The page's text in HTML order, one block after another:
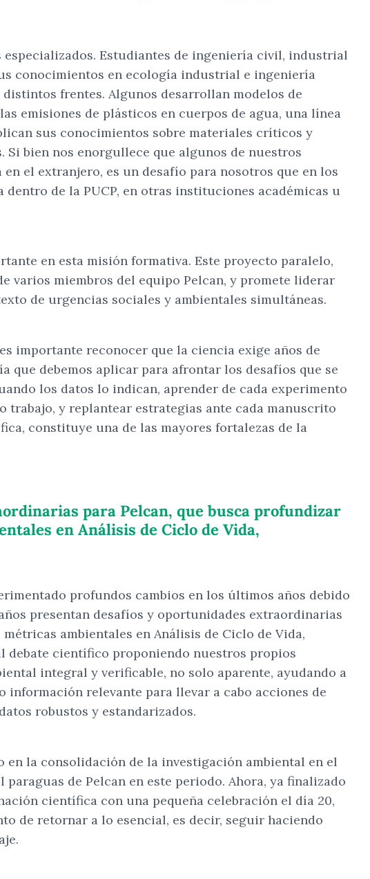
Estudiantes de ingeniería civil, industrial
conocimientos en ecología industrial e ingeniería
frentes. Algunos desarrollan modelos de
emisiones de plásticos en cuerpos de agua, una línea
sus conocimientos sobre materiales críticos y
bien nos enorgullece que algunos de nuestros
el extranjero, es un desafío para nosotros que en los
de la PUCP, en otras instituciones académicas u
en esta misión formativa. Este proyecto paralelo,
varios miembros del equipo Pelcan, y promete liderar
de urgencias sociales y ambientales simultáneas.
importante reconocer que la ciencia exige años de
que debemos aplicar para afrontar los desafíos que se
los datos lo indican, aprender de cada experimento
y replantear estrategias ante cada manuscrito
constituye una de las mayores fortalezas de la
para Pelcan, que busca profundizar
en Análisis de Ciclo de Vida,
profundos cambios en los últimos años debido
presentan desafíos y oportunidades extraordinarias
ambientales en Análisis de Ciclo de Vida,
debate científico proponiendo nuestros propios
integral y verificable, no solo aparente, ayudando a
relevante para llevar a cabo acciones de
robustos y estandarizados.
la consolidación de la investigación ambiental en el
de Pelcan en este periodo. Ahora, ya finalizado
científica con una pequeña celebración el día 20,
de retornar a lo esencial, es decir, seguir haciendo